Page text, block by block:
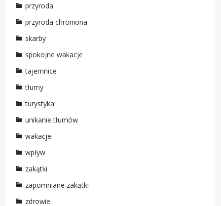
przyroda
przyroda chroniona
skarby
spokojne wakacje
tajemnice
tłumy
turystyka
unikanie tłumów
wakacje
wpływ
zakątki
zapomniane zakątki
zdrowie